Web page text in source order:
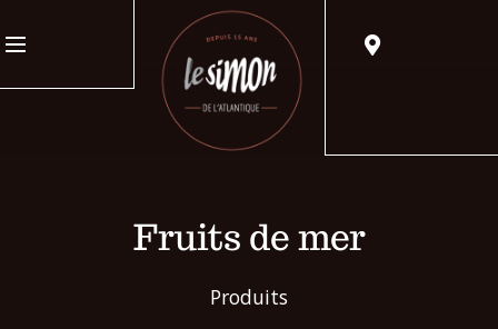
Fruits de mer
Produits